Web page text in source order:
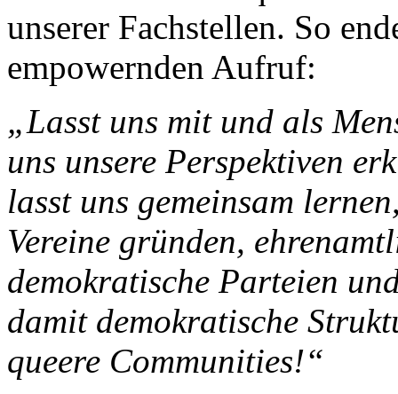
unserer Fachstellen. So
empowernden Aufruf:
„Lasst uns mit und als
uns unsere Perspektiven
lasst uns gemeinsam
Vereine gründen,
demokratische Parteien
damit demokratische
queere Communities!“